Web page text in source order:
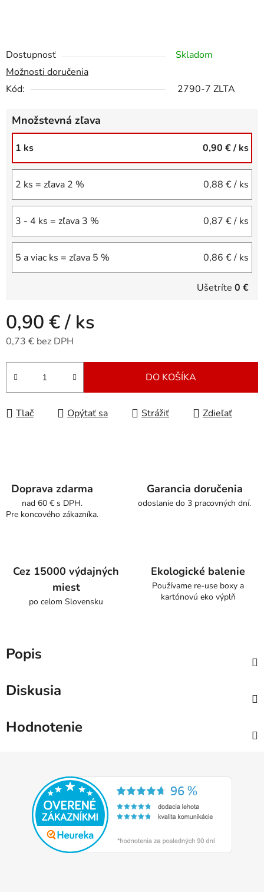
Dostupnosť
Skladom
Možnosti doručenia
Kód:
2790-7 ZLTA
Množstevná zľava
1 ks 0,90 €/ ks
2 ks = zľava 2 % 0,88 €/ ks
3 - 4 ks = zľava 3 % 0,87 €/ ks
5 a viac ks = zľava 5 % 0,86 €/ ks
Ušetríte 0 €
0,90 €/ ks
0,73 € bez DPH
Jednotková cena:
DO KOŠÍKA
Tlač Opýtať sa Strážiť Zdieľať
Doprava zdarma
nad 60 € s DPH.
Pre koncového zákazníka.
Garancia doručenia
odoslanie do 3 pracovných dní.
Cez 15000 výdajných
miest
po celom Slovensku
Ekologické balenie
Používame re-use boxy a
kartónovú eko výplň
Popis
Diskusia
Hodnotenie